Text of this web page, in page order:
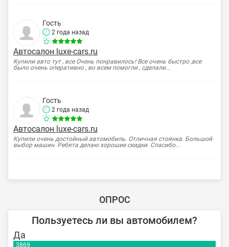
Гость
2 года назад
Автосалон luxe-cars.ru
Купили авто тут , все Очень понравилось! Все очень быстро ,все
было очень оперативно , во всем помогли , сделали...
Гость
2 года назад
Автосалон luxe-cars.ru
Купили очень достойный автомобиль. Отличная стоянка. Большой
выбор машин. Ребята делаю хорошие скидки. Спасибо...
ОПРОС
Пользуетесь ли вы автомобилем?
Да
3869